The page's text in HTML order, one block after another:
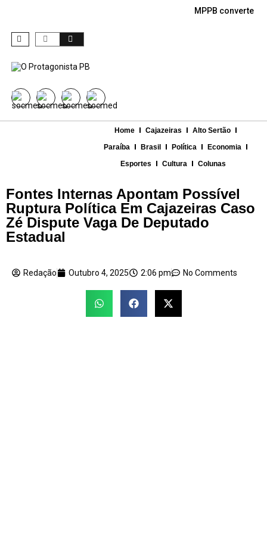
MPPB converte
Home Cajazeiras
Alto Sertão
Paraíba
Brasil Política
Economia
Esportes
Cultura Colunas
Fontes Internas Apontam Possível
Ruptura Política Em Cajazeiras Caso
Zé Dispute Vaga De Deputado
Estadual
Redação Outubro 4, 2025 2:06 pm No Comments